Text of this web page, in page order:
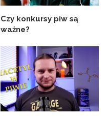
Czy konkursy piw są
ważne?